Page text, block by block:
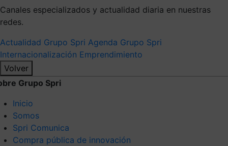
Canales especializados y actualidad diaria en nuestras
redes.
Actualidad Grupo Spri Agenda Grupo Spri
Internacionalización Emprendimiento
Volver
Grupo Spri
Inicio
Somos
Spri Comunica
Compra pública de innovación